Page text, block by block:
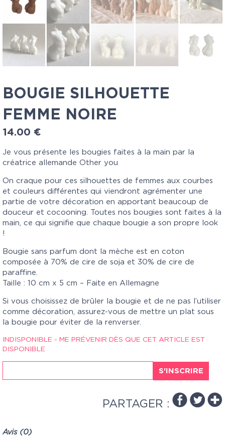
BOUGIE SILHOUETTE
FEMME NOIRE
14.00 €
Je vous présente les bougies faites à la main par la
créatrice allemande Other you
On craque pour ces silhouettes de femmes aux courbes
et couleurs différentes qui viendront agrémenter une
partie de votre décoration en apportant beaucoup de
douceur et cocooning. Toutes nos bougies sont faites à la
main, ce qui signifie que chaque bougie a son propre look
!
Bougie sans parfum dont la mèche est en coton
composée à 70% de cire de soja et 30% de cire de
paraffine.
Taille : 10 cm x 5 cm – Faite en Allemagne
Si vous choisissez de brûler la bougie et de ne pas l’utiliser
comme décoration, assurez-vous de mettre un plat sous
la bougie pour éviter de la renverser.
INDISPONIBLE - ME PRÉVENIR DÈS QUE CET ARTICLE EST
DISPONIBLE
S'INSCRIRE
PARTAGER :
Avis (0)